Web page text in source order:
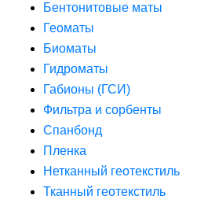
Бентонитовые маты
Геоматы
Биоматы
Гидроматы
Габионы (ГСИ)
Фильтра и сорбенты
Спанбонд
Пленка
Нетканный геотекстиль
Тканный геотекстиль